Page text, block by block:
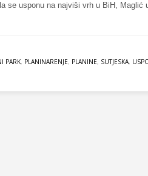
se usponu na najviši vrh u BiH, Maglić
PARK, PLANINARENJE, PLANINE, SUTJESKA,